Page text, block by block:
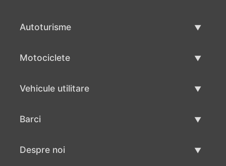
Autoturisme
Motociclete
Vehicule utilitare
Barci
Despre noi